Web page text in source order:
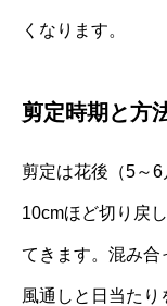
くなります。
剪定時期と方
剪定は花後（5～
10cmほど切り戻
てきます。混み合
風通しと日当た